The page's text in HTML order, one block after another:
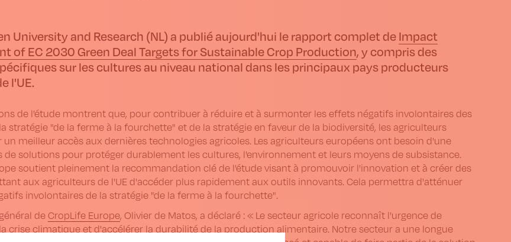
University and Research (NL) a publié aujourd'hui le rapport complet deImpact
of EC 2030 Green Deal Targets for Sustainable Crop Production, y compris des
sur les cultures au niveau national dans les principaux pays producteurs
l'UE.
de l'étude montrent que, pour contribuer à réduire et à surmonter les effets négatifs involontaires des
stratégie "de la ferme à la fourchette" et de la stratégie en faveur de la biodiversité, les agriculteurs
un meilleur accès aux dernières technologies agricoles. Les agriculteurs européens ont besoin d'une
de solutions pour protéger durablement les cultures, l'environnement et leurs moyens de subsistance.
soutient pleinement la recommandation clé de l'étude visant à promouvoir l'innovation et à créer des
aux agriculteurs de l'UE d'accéder plus rapidement aux outils innovants. Cela permettra d'atténuer
involontaires de la stratégie "de la ferme à la fourchette".
de CropLife Europe, Olivier de Matos, a déclaré : « Le secteur agricole reconnaît l'urgence de
crise climatique et d'accélérer la durabilité de la production alimentaire. Notre secteur a une longue